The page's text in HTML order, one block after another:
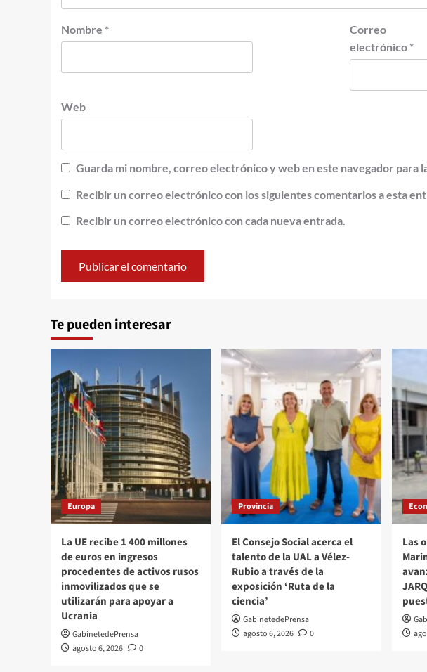
Nombre *
Correo
electrónico *
Web
Guarda mi nombre, correo electrónico y web en este navegador para
Recibir un correo electrónico con los siguientes comentarios a esta
Recibir un correo electrónico con cada nueva entrada.
Te pueden interesar
Europa
La UE recibe 1 400 millones
de euros en ingresos
procedentes de activos rusos
inmovilizados que se
utilizarán para apoyar a
Ucrania
GabinetedePrensa
agosto 6, 2026
0
Provincia
El Consejo Social acerca el
talento de la UAL a Vélez-
Rubio a través de la
exposición ‘Ruta de la
ciencia’
GabinetedePrensa
agosto 6, 2026
0
Las